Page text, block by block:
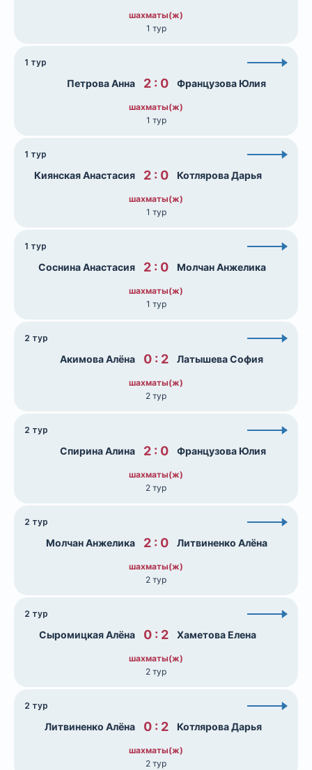
шахматы(ж)
1 тур
1 тур
шахматы(ж)
1 тур
Петрова Анна 2 : 0 Французова Юлия
1 тур
шахматы(ж)
1 тур
Киянская Анастасия 2 : 0 Котлярова Дарья
1 тур
шахматы(ж)
1 тур
Соснина Анастасия 2 : 0 Молчан Анжелика
2 тур
шахматы(ж)
2 тур
Акимова Алёна 0 : 2 Латышева София
2 тур
шахматы(ж)
2 тур
Спирина Алина 2 : 0 Французова Юлия
2 тур
шахматы(ж)
2 тур
Молчан Анжелика 2 : 0 Литвиненко Алёна
2 тур
шахматы(ж)
2 тур
Сыромицкая Алёна 0 : 2 Хаметова Елена
2 тур
шахматы(ж)
2 тур
Литвиненко Алёна 0 : 2 Котлярова Дарья